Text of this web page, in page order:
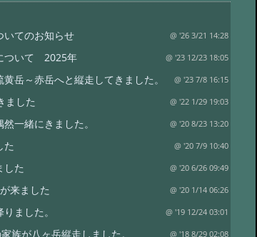
いてのお知らせ @ '26 3/21 14:28
ついて 2025年 @ '23 12/23 18:05
岳～赤岳へと縦走してきました。 @ '23 7/8 16:15
ました @ '22 1/29 19:03
一緒にきました。 @ '20 8/23 13:20
た @ '20 7/9 10:40
した @ '20 6/26 09:49
来ました @ '20 1/14 06:26
ました。 @ '19 12/24 03:01
族が八ヶ岳縦走しました。 @ '18 8/29 02:08